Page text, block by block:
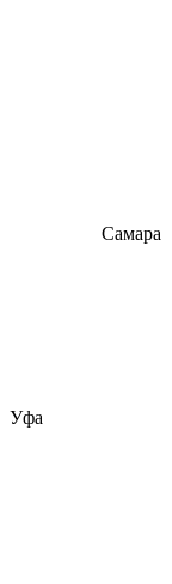
Самара
Уфа